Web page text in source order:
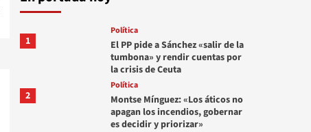
1
Política
El PP pide a Sánchez «salir de la
tumbona» y rendir cuentas por
la crisis de Ceuta
2
Política
Montse Mínguez: «Los áticos no
apagan los incendios, gobernar
es decidir y priorizar»